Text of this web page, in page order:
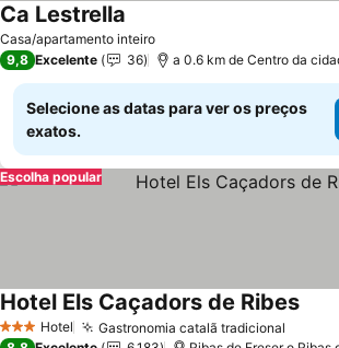
Casa/apartamento inteiro
Ca Lestrella
9,8 Excelente 36 a 0.6 km de Centro da
Selecione as datas para ver os preços
exatos.
Escolha popular
3 EstrelasHotel Gastronomia catalã tradicional
Hotel Els Caçadors de RibesVer